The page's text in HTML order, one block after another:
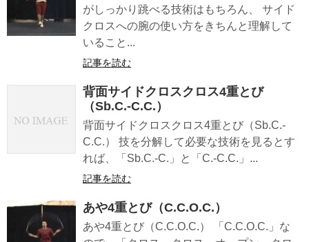
がしっかり跳べる技術はもちろん、 サイド
クロスへの腕の使い方をきちんと理解して
いること...
記事を読む
背面サイドクロスクロス4重とび
（Sb.C.-C.C.）
背面サイドクロスクロス4重とび（Sb.C.-
C.C.） 技を分解して必要な技術を見るとす
れば、「Sb.C.-C.」と「C.-C.C.」...
記事を読む
あや4重とび（C.C.O.C.）
あや4重とび（C.C.O.C.） 「C.C.O.C.」な